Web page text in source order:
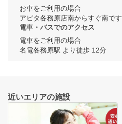
お車をご利用の場合
アピタ各務原店南からすぐ南です
電車・バスでのアクセス
電車をご利用の場合
名電各務原駅 より徒歩 12分
近いエリアの施設